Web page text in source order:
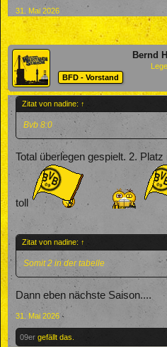
31. Mai 2026
Bernd
BFD - Vorstand
Zitat von nadine: ↑
Bvb 8:0
Total überlegen gespielt. 2.
toll
Zitat von nadine: ↑
Somit 2 in der tabelle
Dann eben nächste Saison....
31. Mai 2026
09er gefällt das.